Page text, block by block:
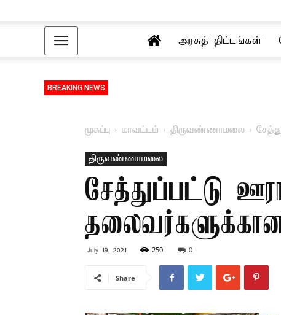
அரசுத் திட்டங்கள்
BREAKING NEWS
முகப்பு மாவட்டம் திருவண்ணாமலை
திருவண்ணாமலை
சேத்துப்பட்டு
July 19, 2021 250 0
Share